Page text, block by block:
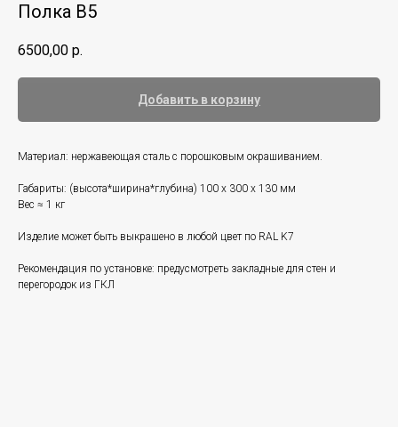
Полка В5
6500,00 р.
Добавить в корзину
Материал: нержавеющая сталь с порошковым окрашиванием.
Габариты: (высота*ширина*глубина) 100 x 300 x 130 мм
Вес ≈ 1 кг
Изделие может быть выкрашено в любой цвет по RAL K7
Рекомендация по установке: предусмотреть закладные для стен и
перегородок из ГКЛ